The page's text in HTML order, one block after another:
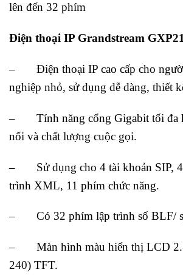
lên đến 32 phím
Điện thoại IP Grandstream
– Điện thoại IP cao cấp cho
nghiệp nhỏ, sử dụng dễ dàng, thiết
– Tính năng cổng Gigabit tối đa
nối và chất lượng cuộc gọi.
– Sử dụng cho 4 tài khoản SIP, 4
trình XML, 11 phím chức năng.
– Có 32 phím lập trình số BLF/
– Màn hình màu hiển thị LCD
240) TFT.